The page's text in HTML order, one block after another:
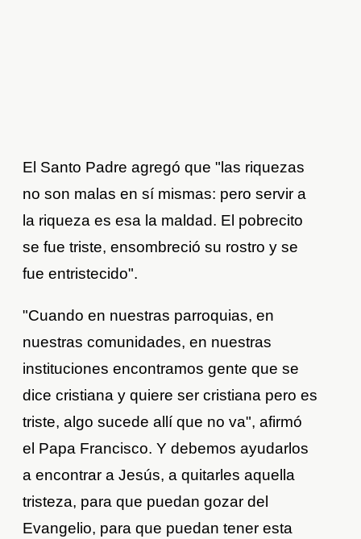
El Santo Padre agregó que "las riquezas
no son malas en sí mismas: pero servir a
la riqueza es esa la maldad. El pobrecito
se fue triste, ensombreció su rostro y se
fue entristecido".
"Cuando en nuestras parroquias, en
nuestras comunidades, en nuestras
instituciones encontramos gente que se
dice cristiana y quiere ser cristiana pero es
triste, algo sucede allí que no va", afirmó
el Papa Francisco. Y debemos ayudarlos
a encontrar a Jesús, a quitarles aquella
tristeza, para que puedan gozar del
Evangelio, para que puedan tener esta